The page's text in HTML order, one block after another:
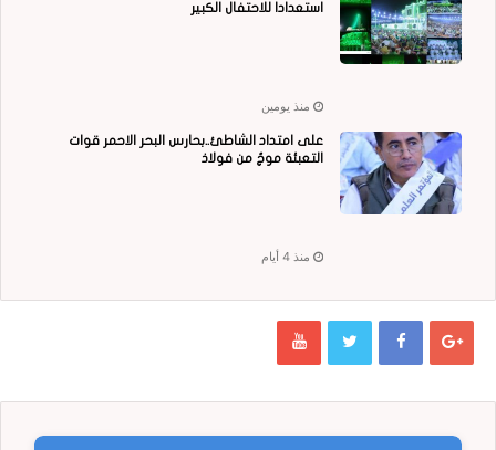
استعدادا للاحتفال الكبير
منذ يومين
على امتداد الشاطئ..بحارس البحر الاحمر قوات
التعبئة موجٌ من فولاذ
منذ 4 أيام